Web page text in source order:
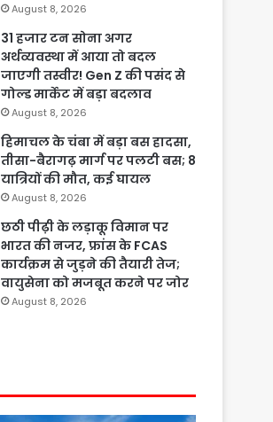
August 8, 2026
31 हजार टन सोना अगर
अर्थव्यवस्था में आया तो बदल
जाएगी तस्वीर! Gen Z की पसंद से
गोल्ड मार्केट में बड़ा बदलाव
August 8, 2026
हिमाचल के चंबा में बड़ा बस हादसा,
तीसा-बैरागढ़ मार्ग पर पलटी बस; 8
यात्रियों की मौत, कई घायल
August 8, 2026
छठी पीढ़ी के लड़ाकू विमान पर
भारत की नजर, फ्रांस के FCAS
कार्यक्रम से जुड़ने की तैयारी तेज;
वायुसेना को मजबूत करने पर जोर
August 8, 2026